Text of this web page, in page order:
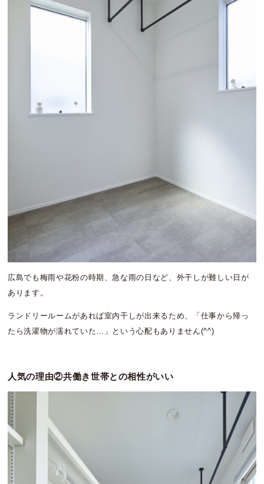
広島でも梅雨や花粉の時期、急な雨の日など、外干しが難しい日が
あります。
ランドリールームがあれば室内干しが出来るため、「仕事から帰っ
たら洗濯物が濡れていた…」という心配もありません(^^)
人気の理由②共働き世帯との相性がいい